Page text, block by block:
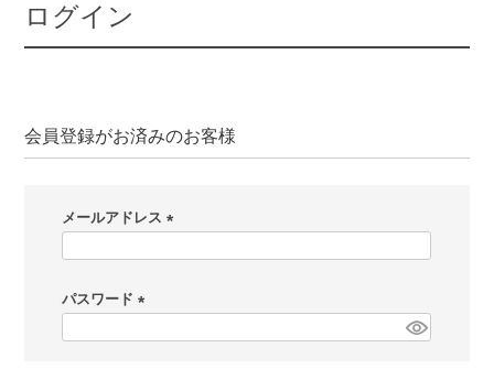
ログイン
会員登録がお済みのお客様
メールアドレス
パスワード